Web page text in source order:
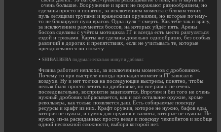
очень большие. Вооружение и враги не поражают разнообразием, но
сделаны просто и понятно, за исключением момента с блоком твоих
пуль летящими трупами и вражескими оружиями, но которые почему-
то не блокируют пули врагов. Одна пуля = смерть. Как тебе так и врагу,
за исключением разумеется боссов, на которых уйдёт пять. Арены
боссов сделаны с учётом мотоцикла ГГ и всегда есть место разгуляться
ездой и трюками. Карты же сделаны довольно однообразно, без особых
различий в дорогах и препятствиях, если не учитывать те, которые
преодолеваются по сюжету.
• SHIBALBEBA подумал несколько минут и добавил:
Физика работает неплохо, за исключением моментов с дробовиком.
Почему то при выстреле иногда пропадал момент и ГГ зависал в
воздухе. Ну и нет толчка на последующие выстрелы, понятно, чтобы
нельзя было просто летать на дробовике, но всё равно не очень
последовательно, восприятие зацепляется. Впрочем и без того не очень
нужный дробовик забрасывается, как и всё остальное оружие, кроме
револьвера, как только появляется даш. Есть собираемые повсюду
ресурсы и крафт из них. Крафт оружия, которое не нужно, бафов еды,
которая не нужна, и сумок для оружия и валюты, которые не нужны. Не
нужно, из-за раскиданных просто везде и повсюду чекпойнтов и вообще
одной несложной сложности, выбора которой нет.